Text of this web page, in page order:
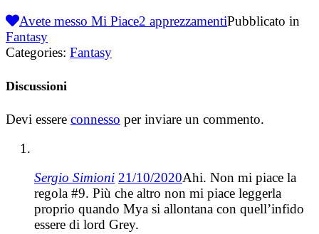
Avete messo Mi Piace2 apprezzamentiPubblicato in
Fantasy
Categories: Fantasy
Discussioni
Devi essere connesso per inviare un commento.
Sergio Simioni 21/10/2020Ahi. Non mi piace la
regola #9. Più che altro non mi piace leggerla
proprio quando Mya si allontana con quell’infido
essere di lord Grey.